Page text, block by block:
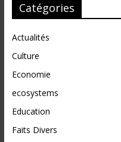
Catégories
Actualités
Culture
Economie
ecosystems
Education
Faits Divers